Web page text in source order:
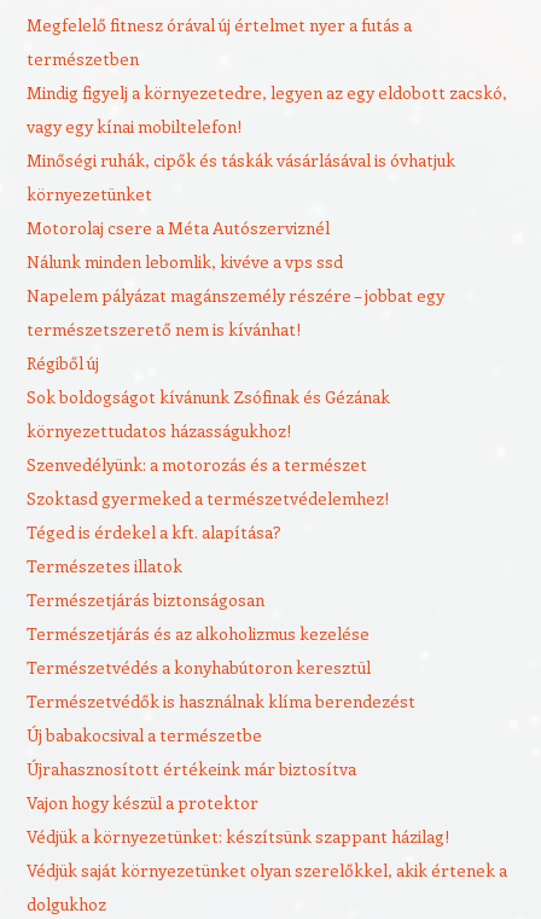
Megfelelő fitnesz órával új értelmet nyer a futás a
természetben
Mindig figyelj a környezetedre, legyen az egy eldobott zacskó,
vagy egy kínai mobiltelefon!
Minőségi ruhák, cipők és táskák vásárlásával is óvhatjuk
környezetünket
Motorolaj csere a Méta Autószerviznél
Nálunk minden lebomlik, kivéve a vps ssd
Napelem pályázat magánszemély részére – jobbat egy
természetszerető nem is kívánhat!
Régiből új
Sok boldogságot kívánunk Zsófinak és Gézának
környezettudatos házasságukhoz!
Szenvedélyünk: a motorozás és a természet
Szoktasd gyermeked a természetvédelemhez!
Téged is érdekel a kft. alapítása?
Természetes illatok
Természetjárás biztonságosan
Természetjárás és az alkoholizmus kezelése
Természetvédés a konyhabútoron keresztül
Természetvédők is használnak klíma berendezést
Új babakocsival a természetbe
Újrahasznosított értékeink már biztosítva
Vajon hogy készül a protektor
Védjük a környezetünket: készítsünk szappant házilag!
Védjük saját környezetünket olyan szerelőkkel, akik értenek a
dolgukhoz